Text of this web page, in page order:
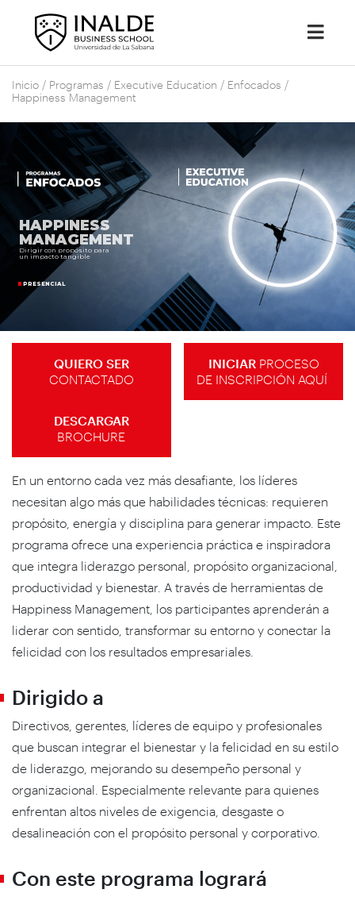
Inicio / Programas / Executive Education / Enfocados /
Happiness Management
HAPPINESS
MANAGEMENT
Dirigir con propósito para
un impacto tangible
PRESENCIAL
QUIERO SER
CONTACTADO
INICIARPROCESO
DE INSCRIPCIÓN AQUÍ
DESCARGAR
BROCHURE
En un entorno cada vez más desafiante, los líderes
necesitan algo más que habilidades técnicas: requieren
propósito, energía y disciplina para generar impacto. Este
programa ofrece una experiencia práctica e inspiradora
que integra liderazgo personal, propósito organizacional,
productividad y bienestar. A través de herramientas de
Happiness Management, los participantes aprenderán a
liderar con sentido, transformar su entorno y conectar la
felicidad con los resultados empresariales.
Dirigido a
Directivos, gerentes, líderes de equipo y profesionales
que buscan integrar el bienestar y la felicidad en su estilo
de liderazgo, mejorando su desempeño personal y
organizacional. Especialmente relevante para quienes
enfrentan altos niveles de exigencia, desgaste o
desalineación con el propósito personal y corporativo.
Con este programa logrará